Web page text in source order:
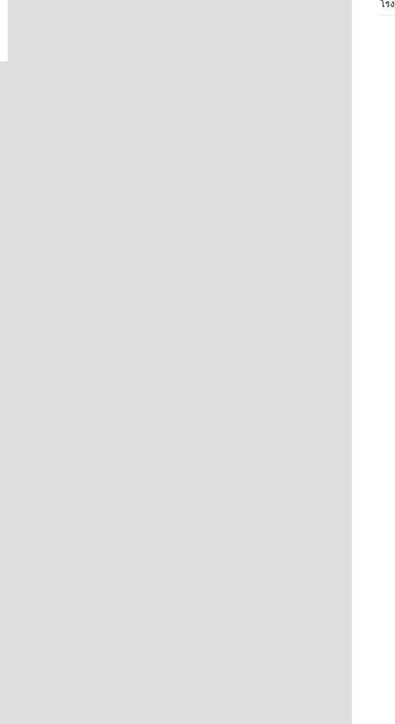
โร